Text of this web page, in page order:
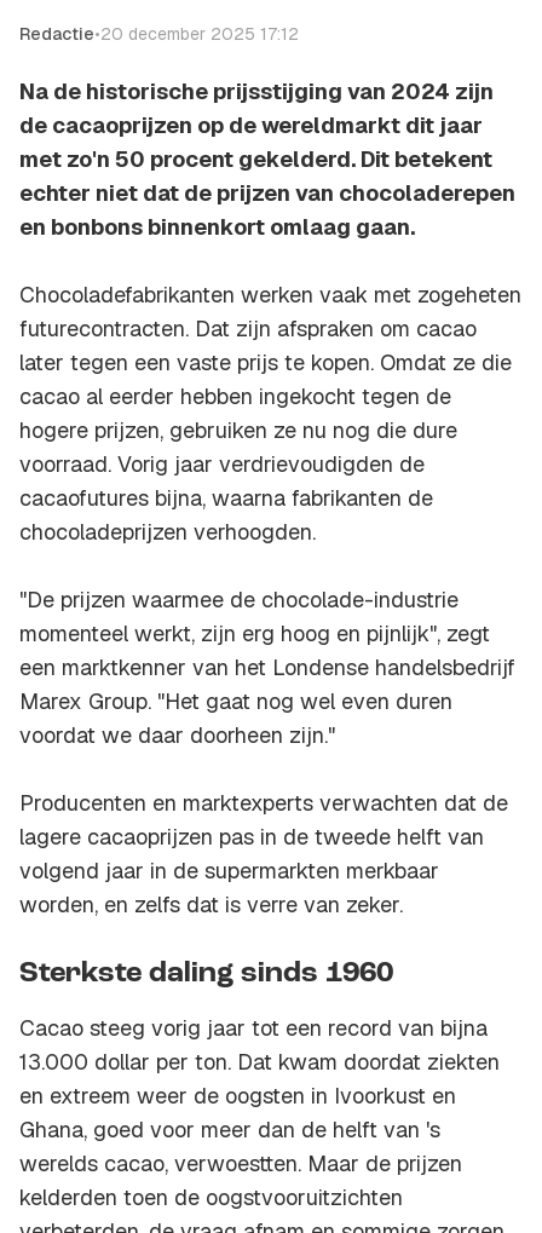
Redactie•20 december 2025 17:12
Na de historische prijsstijging van 2024 zijn
de cacaoprijzen op de wereldmarkt dit jaar
met zo'n 50 procent gekelderd. Dit betekent
echter niet dat de prijzen van chocoladerepen
en bonbons binnenkort omlaag gaan.
Chocoladefabrikanten werken vaak met zogeheten
futurecontracten. Dat zijn afspraken om cacao
later tegen een vaste prijs te kopen. Omdat ze die
cacao al eerder hebben ingekocht tegen de
hogere prijzen, gebruiken ze nu nog die dure
voorraad. Vorig jaar verdrievoudigden de
cacaofutures bijna, waarna fabrikanten de
chocoladeprijzen verhoogden.
"De prijzen waarmee de chocolade-industrie
momenteel werkt, zijn erg hoog en pijnlijk", zegt
een marktkenner van het Londense handelsbedrijf
Marex Group. "Het gaat nog wel even duren
voordat we daar doorheen zijn."
Producenten en marktexperts verwachten dat de
lagere cacaoprijzen pas in de tweede helft van
volgend jaar in de supermarkten merkbaar
worden, en zelfs dat is verre van zeker.
Sterkste daling sinds 1960
Cacao steeg vorig jaar tot een record van bijna
13.000 dollar per ton. Dat kwam doordat ziekten
en extreem weer de oogsten in Ivoorkust en
Ghana, goed voor meer dan de helft van 's
werelds cacao, verwoestten. Maar de prijzen
kelderden toen de oogstvooruitzichten